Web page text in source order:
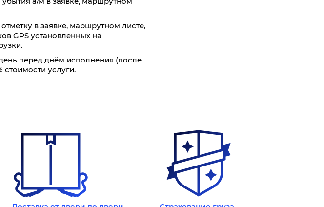
в заявке, маршрутном листе,
GPS установленных на
перед днём исполнения (после
услуги.